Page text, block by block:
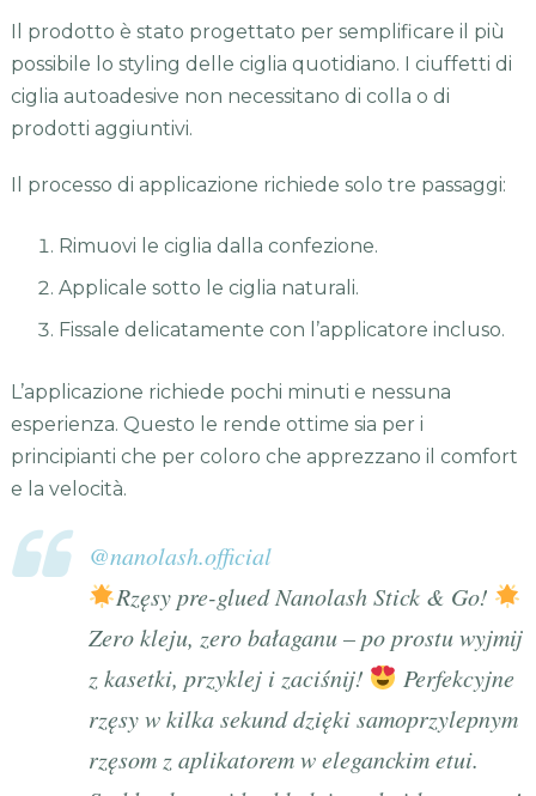
Il prodotto è stato progettato per semplificare il più
possibile lo styling delle ciglia quotidiano. I ciuffetti di
ciglia autoadesive non necessitano di colla o di
prodotti aggiuntivi.
Il processo di applicazione richiede solo tre passaggi:
Rimuovi le ciglia dalla confezione.
Applicale sotto le ciglia naturali.
Fissale delicatamente con l’applicatore incluso.
L’applicazione richiede pochi minuti e nessuna
esperienza. Questo le rende ottime sia per i
principianti che per coloro che apprezzano il comfort
e la velocità.
@nanolash.official
Rzęsy pre-glued Nanolash Stick & Go!
Zero kleju, zero bałaganu – po prostu wyjmij
z kasetki, przyklej i zaciśnij!
Perfekcyjne
rzęsy w kilka sekund dzięki samoprzylepnym
rzęsom z aplikatorem w eleganckim etui.